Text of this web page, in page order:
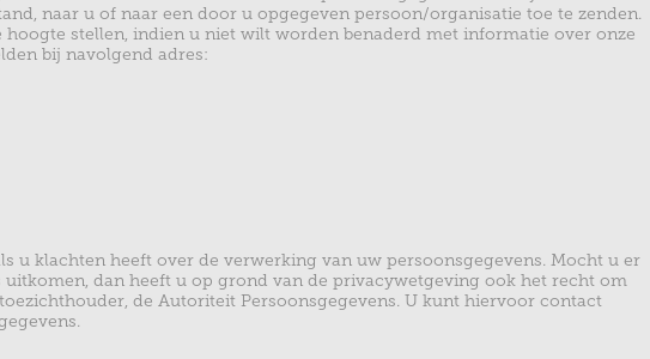
naar u of naar een door u opgegeven persoon/organisatie toe te zenden.
stellen, indien u niet wilt worden benaderd met informatie over onze
bij navolgend adres:
u klachten heeft over de verwerking van uw persoonsgegevens. Mocht u er
dan heeft u op grond van de privacywetgeving ook het recht om
de Autoriteit Persoonsgegevens. U kunt hiervoor contact